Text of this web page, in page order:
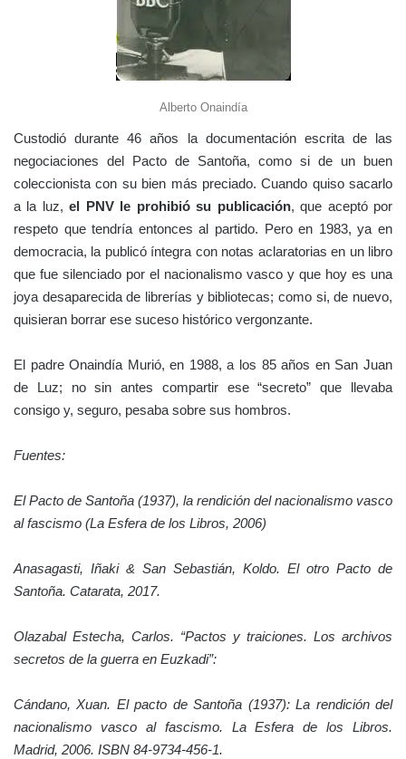
Alberto Onaindía
Custodió durante 46 años la documentación escrita de las
negociaciones del Pacto de Santoña, como si de un buen
coleccionista con su bien más preciado. Cuando quiso sacarlo
a la luz,el PNV le prohibió su publicación, que aceptó por
respeto que tendría entonces al partido. Pero en 1983, ya en
democracia, la publicó íntegra con notas aclaratorias en un libro
que fue silenciado por el nacionalismo vasco y que hoy es una
joya desaparecida de librerías y bibliotecas; como si, de nuevo,
quisieran borrar ese suceso histórico vergonzante.
El padre Onaindía Murió, en 1988, a los 85 años en San Juan
de Luz; no sin antes compartir ese “secreto” que llevaba
consigo y, seguro, pesaba sobre sus hombros.
Fuentes:
El Pacto de Santoña (1937), la rendición del nacionalismo vasco
al fascismo (La Esfera de los Libros, 2006)
Anasagasti, Iñaki & San Sebastián, Koldo. El otro Pacto de
Santoña. Catarata, 2017.
Olazabal Estecha, Carlos. “Pactos y traiciones. Los archivos
secretos de la guerra en Euzkadi”:
Cándano, Xuan. El pacto de Santoña (1937): La rendición del
nacionalismo vasco al fascismo. La Esfera de los Libros.
Madrid, 2006. ISBN 84-9734-456-1.